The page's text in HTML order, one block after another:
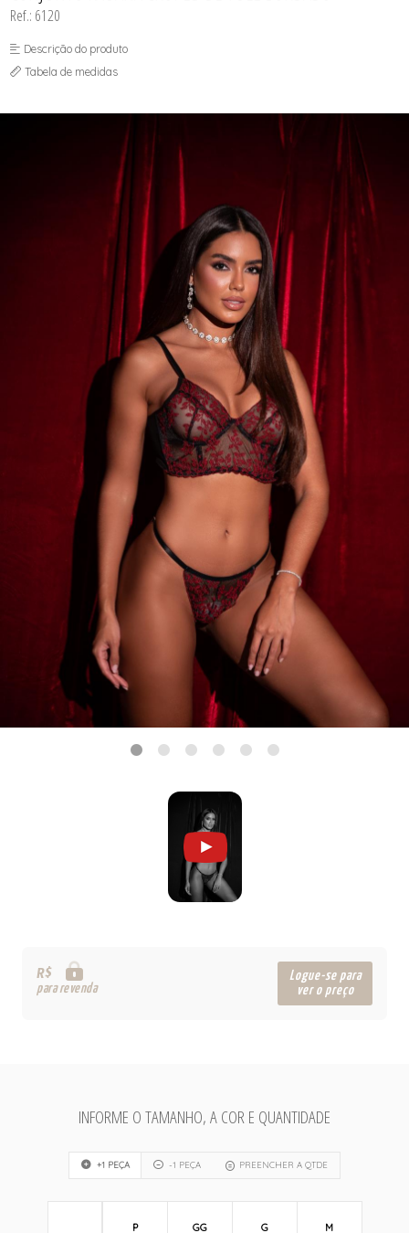
Ref.: 6120
Descrição do produto
Tabela de medidas
R$
para revenda
Logue-se para
ver o preço
INFORME O TAMANHO, A COR E QUANTIDADE
+1 PEÇA -1 PEÇA PREENCHER A QTDE
P GG G M